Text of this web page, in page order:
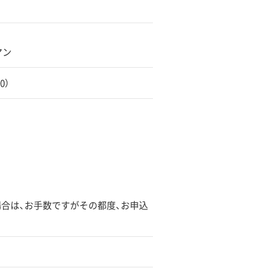
ン
は、お手数ですがその都度、お申込